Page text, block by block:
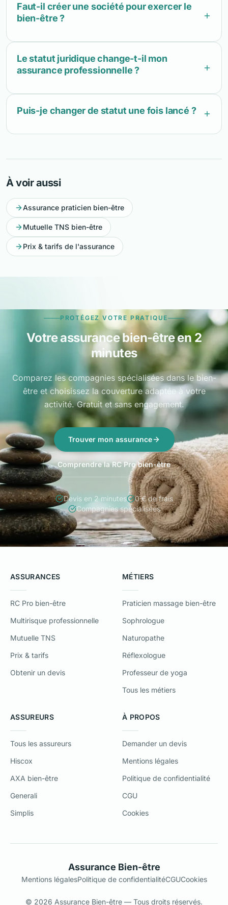
Faut-il créer une société pour exercer le
bien-être ?
Le statut juridique change-t-il mon
assurance professionnelle ?
Puis-je changer de statut une fois lancé ?
À voir aussi
Assurance praticien bien-être
Mutuelle TNS bien-être
Prix & tarifs de l'assurance
PROTÉGEZ VOTRE PRATIQUE
Votre assurance bien-être en 2
minutes
Comparez les compagnies spécialisées dans le bien-
être et choisissez la couverture adaptée à votre
activité. Gratuit et sans engagement.
Trouver mon assurance
Comprendre la RC Pro bien-être
Devis en 2 minutes
0 € de frais
Compagnies spécialisées
ASSURANCES
RC Pro bien-être
Multirisque professionnelle
Mutuelle TNS
Prix & tarifs
Obtenir un devis
MÉTIERS
Praticien massage bien-être
Sophrologue
Naturopathe
Réflexologue
Professeur de yoga
Tous les métiers
ASSUREURS
Tous les assureurs
Hiscox
AXA bien-être
Generali
Simplis
À PROPOS
Demander un devis
Mentions légales
Politique de confidentialité
CGU
Cookies
Assurance Bien-être
Mentions légalesPolitique de confidentialitéCGUCookies
© 2026 Assurance Bien-être — Tous droits réservés.